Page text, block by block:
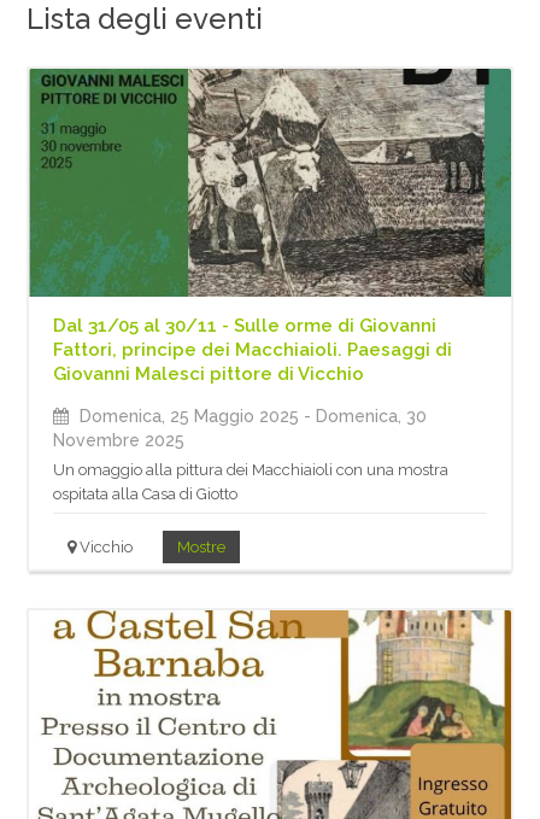
Lista degli eventi
Dal 31/05 al 30/11 - Sulle orme di Giovanni
Fattori, principe dei Macchiaioli. Paesaggi di
Giovanni Malesci pittore di Vicchio
Domenica, 25 Maggio 2025 - Domenica, 30
Novembre 2025
Un omaggio alla pittura dei Macchiaioli con una mostra
ospitata alla Casa di Giotto
Vicchio Mostre